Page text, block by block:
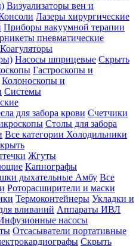
Визуализаторы вен и
Лазеры хирургические
Приборы вакуумной терапии
пневматические
Коагуляторы
Насосы шприцевые Скрыть
Гастроскопы и
Колоноскопы и
Системы
для забора крови Счетчики
Столы для забора
Все категории Холодильники
Жгуты
Капнографы
дыхательные Амбу Все
Роторасширители и маски
Термоконтейнеры Укладки и
вливаний Аппараты ИВЛ
насосы
Отсасыватели портативные
Скрыть